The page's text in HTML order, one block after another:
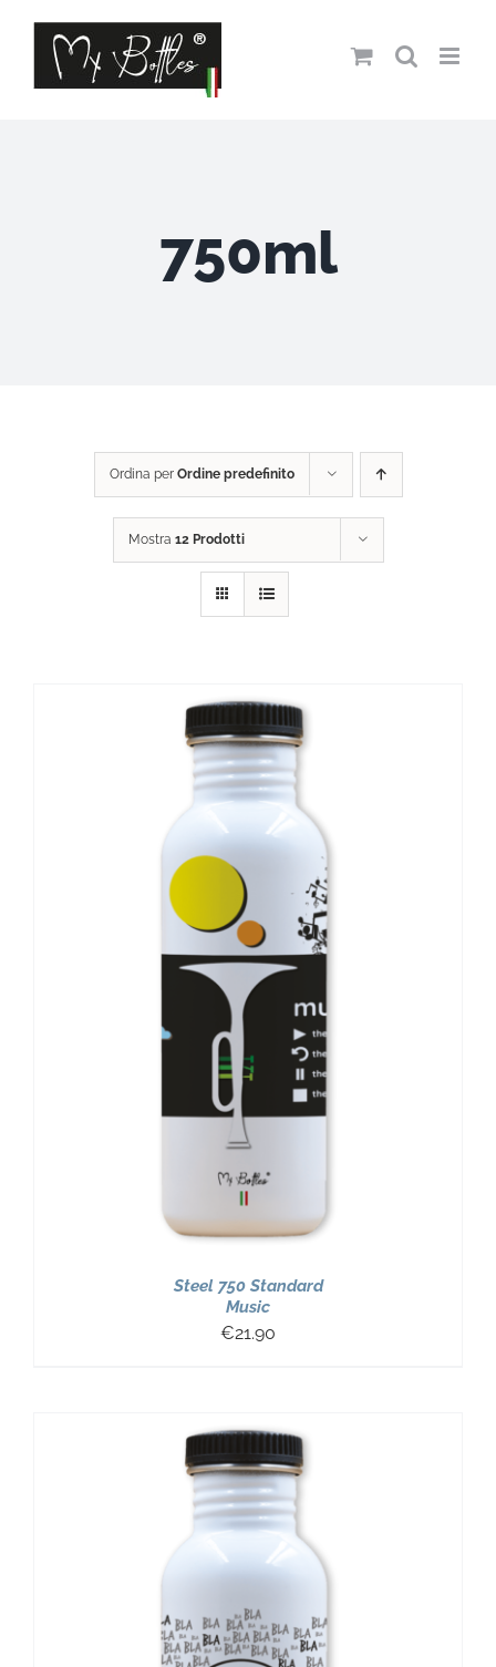
contenuto
750ml
Ordina per Ordine predefinito
Mostra 12 Prodotti
Steel 750 Standard
Music
€21.90